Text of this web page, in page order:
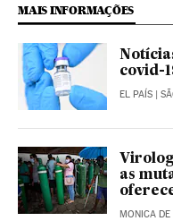
MAIS INFORMAÇÕES
covid-
EL PAÍS |
as
MONICA DE